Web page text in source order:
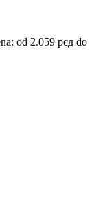
od 2.059 рсд do